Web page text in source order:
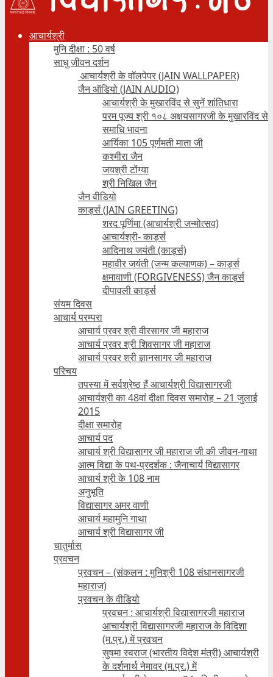
आचार्यश्री
मुनि दीक्षा : 50 वर्ष
साधु जीवन दर्शन
आचार्यश्री के वॉलपेपर (JAIN WALLPAPER)
जैन ऑडियो (JAIN AUDIO)
आचार्यश्री के मुखारविंद से सुनें शांतिधारा
परम पूज्य श्री १०८ अक्षयसागरजी के मुखारविंद से
समाधि भावना
आर्यिका 105 पूर्णमती माता जी
कश्मीरा जैन
जयश्री टोंग्या
श्री निखिल जैन
जैन वीडियो
कार्ड्स (JAIN GREETING)
शरद पूर्णिमा (आचार्यश्री जन्मोत्सव)
आचार्यश्री- कार्ड्स
आदिनाथ जयंती (कार्ड्स)
महावीर जयंती (जन्म कल्याणक) – कार्ड्स
क्षमावाणी (FORGIVENESS) जैन कार्ड्स
दीपावली कार्ड्स
संयम दिवस
आचार्य परम्परा
आचार्य प्रवर श्री वीरसागर जी महाराज
आचार्य प्रवर श्री शिवसागर जी महाराज
आचार्य प्रवर श्री ज्ञानसागर जी महाराज
परिचय
तपस्या में सर्वश्रेष्ठ हैं आचार्यश्री विद्यासागरजी
आचार्यश्री का 48वां दीक्षा दिवस समारोह – 21 जुलाई
2015
दीक्षा समारोह
आचार्य पद
आचार्य श्री विद्यासागर जी महाराज जी की जीवन-गाथा
आत्म विद्या के पथ-प्रदर्शक : जैनाचार्य विद्यासागर
आचार्य श्री के 108 नाम
अनुभूति
विद्यासागर अमर वाणी
आचार्य महामुनि गाथा
आचार्य श्री विद्यासागर जी
चातुर्मास
प्रवचन
प्रवचन – (संकलन : मुनिश्री 108 संधानसागरजी
महाराज)
प्रवचन के वीडियो
प्रवचन : आचार्यश्री ‍विद्यासागरजी महाराज
आचार्यश्री विद्यासागरजी महाराज के विदिशा
(म.प्र.) में प्रवचन
सुषमा स्वराज (भारतीय विदेश मंत्री) आचार्यश्री
के दर्शनार्थ नेमावर (म.प्र.) में